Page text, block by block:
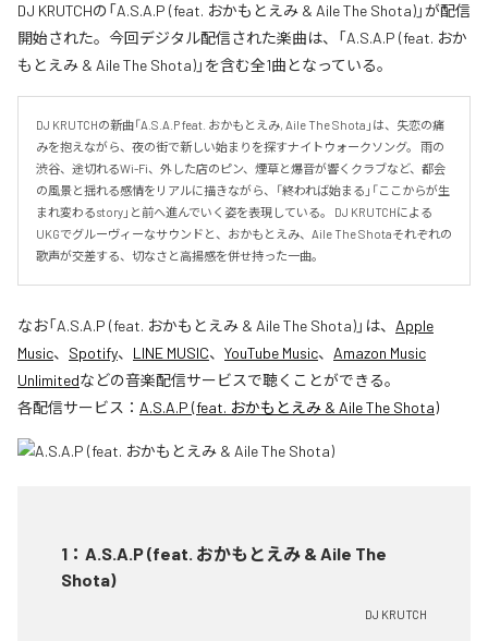
DJ KRUTCHの「A.S.A.P (feat. おかもとえみ & Aile The Shota)」が配信
開始された。今回デジタル配信された楽曲は、「A.S.A.P (feat. おか
もとえみ & Aile The Shota)」を含む全1曲となっている。
DJ KRUTCHの新曲「A.S.A.P feat. おかもとえみ, Aile The Shota」は、失恋の痛
みを抱えながら、夜の街で新しい始まりを探すナイトウォークソング。 雨の
渋谷、途切れるWi-Fi、外した店のピン、煙草と爆音が響くクラブなど、都会
の風景と揺れる感情をリアルに描きながら、「終われば始まる」「ここからが生
まれ変わるstory」と前へ進んでいく姿を表現している。 DJ KRUTCHによる
UKGでグルーヴィーなサウンドと、おかもとえみ、Aile The Shotaそれぞれの
歌声が交差する、切なさと高揚感を併せ持った一曲。
なお「A.S.A.P (feat. おかもとえみ & Aile The Shota)」は、 Apple
Music、 Spotify、 LINE MUSIC、 YouTube Music、 Amazon Music
Unlimitedなどの音楽配信サービスで聴くことができる。
各配信サービス： A.S.A.P (feat. おかもとえみ & Aile The Shota)
1 ： A.S.A.P (feat. おかもとえみ & Aile The
Shota)
DJ KRUTCH